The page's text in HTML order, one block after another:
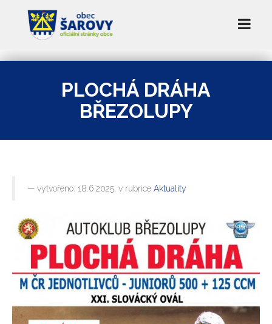
PLOCHÁ DRÁHA
BŘEZOLUPY
vytvořeno: 18.6.2025, v rubrice Aktuality